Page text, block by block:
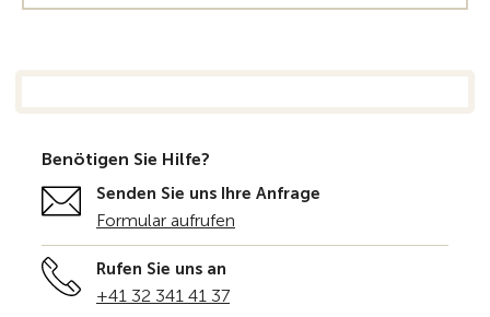
Benötigen Sie Hilfe?
Senden Sie uns Ihre Anfrage
Formular aufrufen
Rufen Sie uns an
+41 32 341 41 37